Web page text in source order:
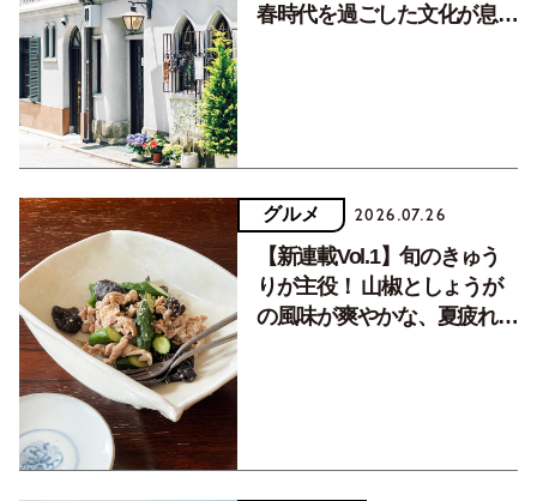
春時代を過ごした文化が息づ
グルメ 2026.07.26
【新連載Vol.1】旬のきゅう
りが主役！ 山椒としょうが
の風味が爽やかな、夏疲れを